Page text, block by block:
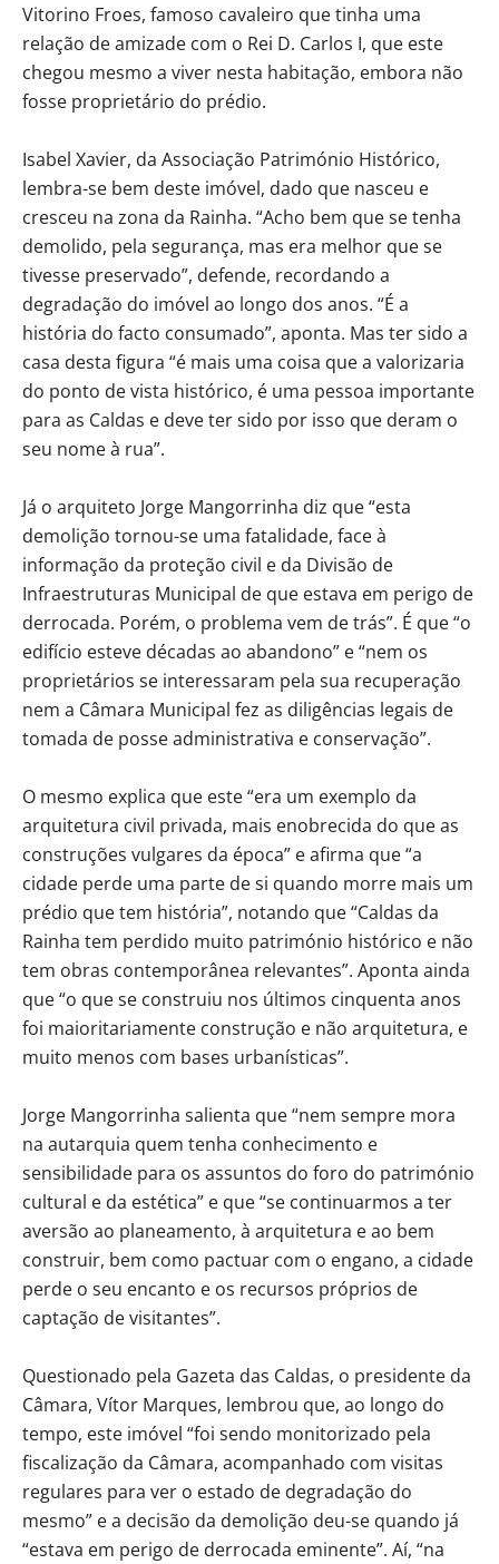
Vitorino Froes, famoso cavaleiro que tinha uma
relação de amizade com o Rei D. Carlos I, que este
chegou mesmo a viver nesta habitação, embora não
fosse proprietário do prédio.
Isabel Xavier, da Associação Património Histórico,
lembra-se bem deste imóvel, dado que nasceu e
cresceu na zona da Rainha. “Acho bem que se tenha
demolido, pela segurança, mas era melhor que se
tivesse preservado”, defende, recordando a
degradação do imóvel ao longo dos anos. “É a
história do facto consumado”, aponta. Mas ter sido a
casa desta figura “é mais uma coisa que a valorizaria
do ponto de vista histórico, é uma pessoa importante
para as Caldas e deve ter sido por isso que deram o
seu nome à rua”.
Já o arquiteto Jorge Mangorrinha diz que “esta
demolição tornou-se uma fatalidade, face à
informação da proteção civil e da Divisão de
Infraestruturas Municipal de que estava em perigo de
derrocada. Porém, o problema vem de trás”. É que “o
edifício esteve décadas ao abandono” e “nem os
proprietários se interessaram pela sua recuperação
nem a Câmara Municipal fez as diligências legais de
tomada de posse administrativa e conservação”.
O mesmo explica que este “era um exemplo da
arquitetura civil privada, mais enobrecida do que as
construções vulgares da época” e afirma que “a
cidade perde uma parte de si quando morre mais um
prédio que tem história”, notando que “Caldas da
Rainha tem perdido muito património histórico e não
tem obras contemporânea relevantes”. Aponta ainda
que “o que se construiu nos últimos cinquenta anos
foi maioritariamente construção e não arquitetura, e
muito menos com bases urbanísticas”.
Jorge Mangorrinha salienta que “nem sempre mora
na autarquia quem tenha conhecimento e
sensibilidade para os assuntos do foro do património
cultural e da estética” e que “se continuarmos a ter
aversão ao planeamento, à arquitetura e ao bem
construir, bem como pactuar com o engano, a cidade
perde o seu encanto e os recursos próprios de
captação de visitantes”.
Questionado pela Gazeta das Caldas, o presidente da
Câmara, Vítor Marques, lembrou que, ao longo do
tempo, este imóvel “foi sendo monitorizado pela
fiscalização da Câmara, acompanhado com visitas
regulares para ver o estado de degradação do
mesmo” e a decisão da demolição deu-se quando já
“estava em perigo de derrocada eminente”. Aí, “na